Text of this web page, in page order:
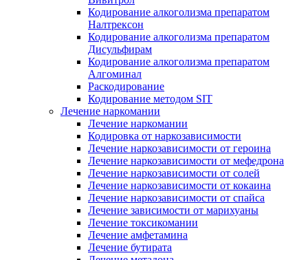
Кодирование алкоголизма препаратом
Налтрексон
Кодирование алкоголизма препаратом
Дисульфирам
Кодирование алкоголизма препаратом
Алгоминал
Раскодирование
Кодирование методом SIT
Лечение наркомании
Лечение наркомании
Кодировка от наркозависимости
Лечение наркозависимости от героина
Лечение наркозависимости от мефедрона
Лечение наркозависимости от солей
Лечение наркозависимости от кокаина
Лечение наркозависимости от спайса
Лечение зависимости от марихуаны
Лечение токсикомании
Лечение амфетамина
Лечение бутирата